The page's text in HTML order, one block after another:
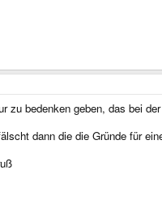
zu bedenken geben, das bei
dann die die Gründe für